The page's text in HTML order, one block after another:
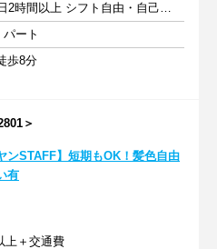
週1日以上 1日2時間以上 シフト自由・自己申告
ート
歩8分
＞
ンSTAFF】短期もOK！髪色自由
有
上＋交通費